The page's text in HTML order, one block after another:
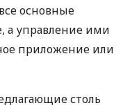
основные
а управление ими
приложение или
столь